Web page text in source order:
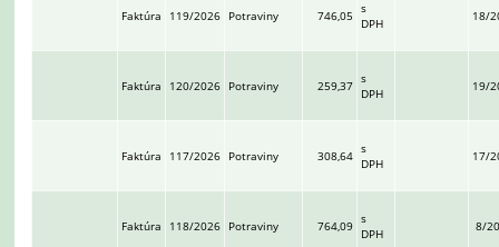
Faktúra 119/2026 Potraviny 746,05 s
DPH
18/
Faktúra 120/2026 Potraviny 259,37 s
DPH
19/
Faktúra 117/2026 Potraviny 308,64 s
DPH
17/
Faktúra 118/2026 Potraviny 764,09 s
DPH
8/